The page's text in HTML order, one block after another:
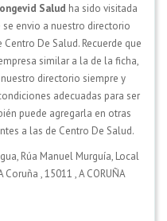
Salud ha sido visitada
envio a nuestro directorio
De Salud. Recuerde que
similar a la de la ficha,
directorio siempre y
adecuadas para ser
puede agregarla en otras
a las de Centro De Salud.
Rúa Manuel Murguía, Local
Coruña ,15011 ,A CORUÑA